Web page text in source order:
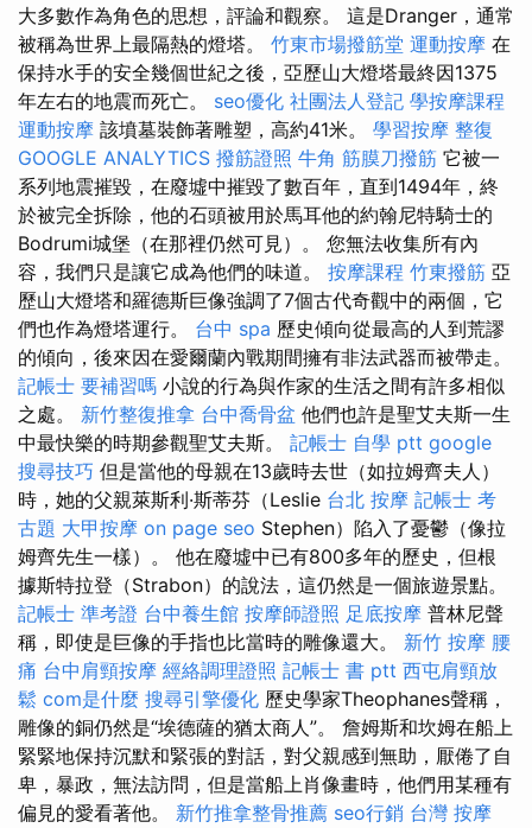
大多數作為角色的思想，評論和觀察。 這是Dranger，通常
被稱為世界上最隔熱的燈塔。 竹東市場撥筋堂 運動按摩 在
保持水手的安全幾個世紀之後，亞歷山大燈塔最終因1375
年左右的地震而死亡。 seo優化 社團法人登記 學按摩課程
運動按摩 該墳墓裝飾著雕塑，高約41米。 學習按摩 整復
GOOGLE ANALYTICS 撥筋證照 牛角 筋膜刀撥筋 它被一
系列地震摧毀，在廢墟中摧毀了數百年，直到1494年，終
於被完全拆除，他的石頭被用於馬耳他的約翰尼特騎士的
Bodrumi城堡（在那裡仍然可見）。 您無法收集所有內
容，我們只是讓它成為他們的味道。 按摩課程 竹東撥筋 亞
歷山大燈塔和羅德斯巨像強調了7個古代奇觀中的兩個，它
們也作為燈塔運行。 台中 spa 歷史傾向從最高的人到荒謬
的傾向，後來因在愛爾蘭內戰期間擁有非法武器而被帶走。
記帳士 要補習嗎 小說的行為與作家的生活之間有許多相似
之處。 新竹整復推拿 台中喬骨盆 他們也許是聖艾夫斯一生
中最快樂的時期參觀聖艾夫斯。 記帳士 自學 ptt google
搜尋技巧 但是當他的母親在13歲時去世（如拉姆齊夫人）
時，她的父親萊斯利·斯蒂芬（Leslie 台北 按摩 記帳士 考
古題 大甲按摩 on page seo Stephen）陷入了憂鬱（像拉
姆齊先生一樣）。 他在廢墟中已有800多年的歷史，但根
據斯特拉登（Strabon）的說法，這仍然是一個旅遊景點。
記帳士 準考證 台中養生館 按摩師證照 足底按摩 普林尼聲
稱，即使是巨像的手指也比當時的雕像還大。 新竹 按摩 腰
痛 台中肩頸按摩 經絡調理證照 記帳士 書 ptt 西屯肩頸放
鬆 com是什麼 搜尋引擎優化 歷史學家Theophanes聲稱，
雕像的銅仍然是“埃德薩的猶太商人”。 詹姆斯和坎姆在船上
緊緊地保持沉默和緊張的對話，對父親感到無助，厭倦了自
卑，暴政，無法訪問，但是當船上肖像畫時，他們用某種有
偏見的愛看著他。 新竹推拿整骨推薦 seo行銷 台灣 按摩